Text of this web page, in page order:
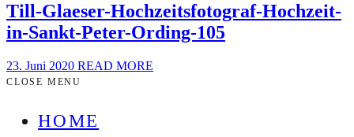
Till-Glaeser-Hochzeitsfotograf-Hochzeit-
in-Sankt-Peter-Ording-105
23. Juni 2020 READ MORE
CLOSE MENU
HOME